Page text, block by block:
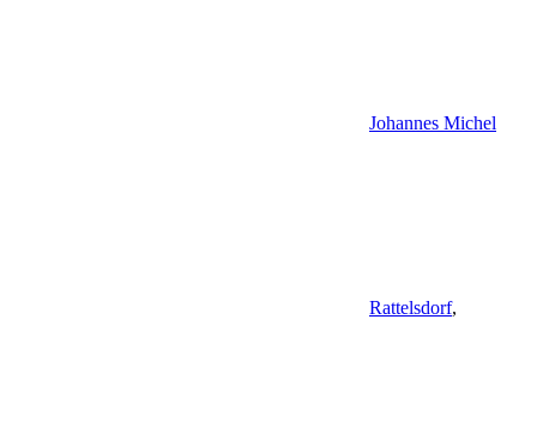
Johannes Michel
Rattelsdorf,